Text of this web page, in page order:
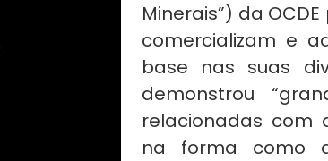
Minerais”) da
comercializam e
base nas suas
demonstrou
relacionadas com
na forma como